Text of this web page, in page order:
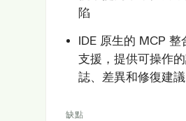
陷
IDE 原生的 MCP 整
支援，提供可操作
誌、差異和修復建議
缺點